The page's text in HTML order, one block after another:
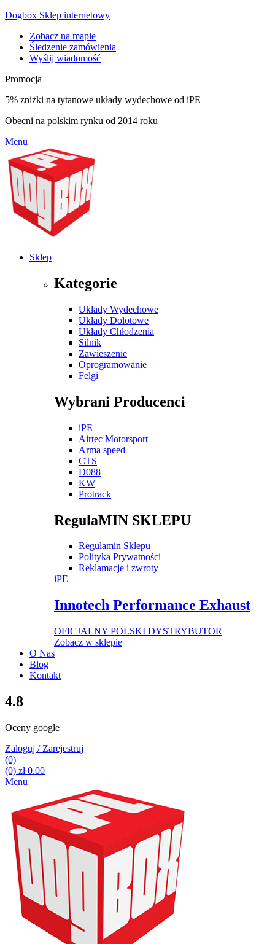
Dogbox Sklep internetowy
Zobacz na mapie
Śledzenie zamówienia
Wyślij wiadomość
Promocja
5% zniżki na tytanowe układy wydechowe od iPE
Obecni na polskim rynku od 2014 roku
Menu
Sklep
Kategorie
Układy Wydechowe
Układy Dolotowe
Układy Chłodzenia
Silnik
Zawieszenie
Oprogramowanie
Felgi
Wybrani Producenci
iPE
Airtec Motorsport
Arma speed
CTS
D088
KW
Protrack
RegulaMIN SKLEPU
Regulamin Sklepu
Polityka Prywatności
Reklamacje i zwroty
iPE
Innotech Performance Exhaust
OFICJALNY POLSKI DYSTRYBUTOR
Zobacz w sklepie
O Nas
Blog
Kontakt
4.8
Oceny google
Zaloguj / Zarejestruj
(0)
(0) zł0.00
Menu